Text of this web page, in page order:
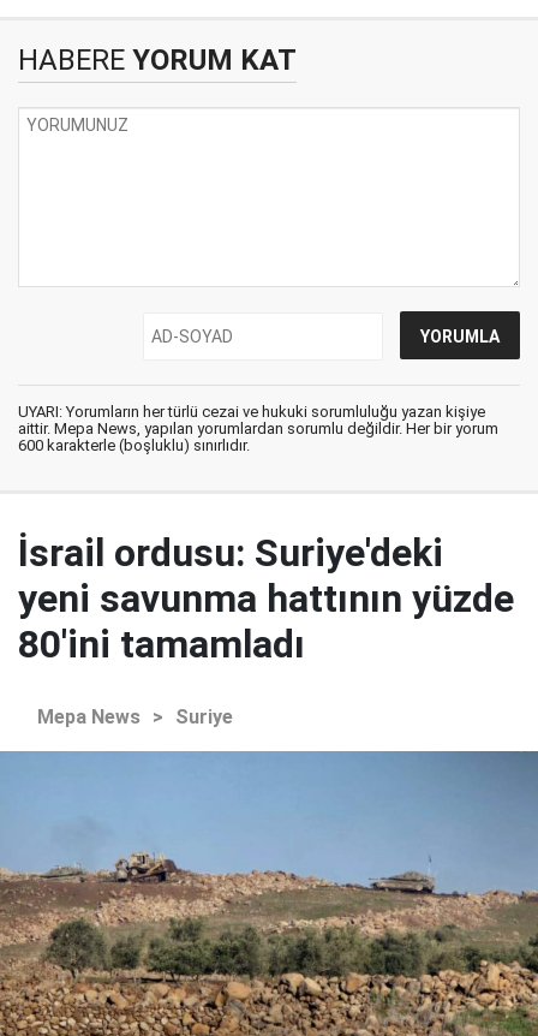
HABERE YORUM KAT
UYARI: Yorumların her türlü cezai ve hukuki sorumluluğu yazan kişiye
aittir. Mepa News, yapılan yorumlardan sorumlu değildir. Her bir yorum
600 karakterle (boşluklu) sınırlıdır.
İsrail ordusu: Suriye'deki
yeni savunma hattının yüzde
80'ini tamamladı
Mepa News > Suriye